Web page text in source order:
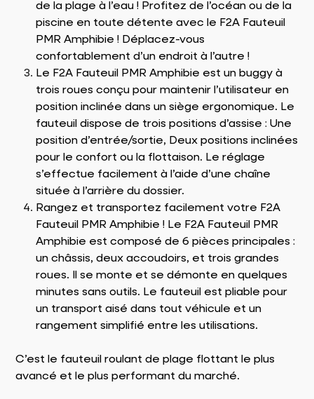
de la plage à l’eau ! Profitez de l’océan ou de la
piscine en toute détente avec le F2A Fauteuil
PMR Amphibie ! Déplacez-vous
confortablement d’un endroit à l’autre !
Le F2A Fauteuil PMR Amphibie est un buggy à
trois roues conçu pour maintenir l’utilisateur en
position inclinée dans un siège ergonomique. Le
fauteuil dispose de trois positions d’assise : Une
position d’entrée/sortie, Deux positions inclinées
pour le confort ou la flottaison. Le réglage
s’effectue facilement à l’aide d’une chaîne
située à l’arrière du dossier.
Rangez et transportez facilement votre F2A
Fauteuil PMR Amphibie ! Le F2A Fauteuil PMR
Amphibie est composé de 6 pièces principales :
un châssis, deux accoudoirs, et trois grandes
roues. Il se monte et se démonte en quelques
minutes sans outils. Le fauteuil est pliable pour
un transport aisé dans tout véhicule et un
rangement simplifié entre les utilisations.
C’est le fauteuil roulant de plage flottant le plus
avancé et le plus performant du marché.